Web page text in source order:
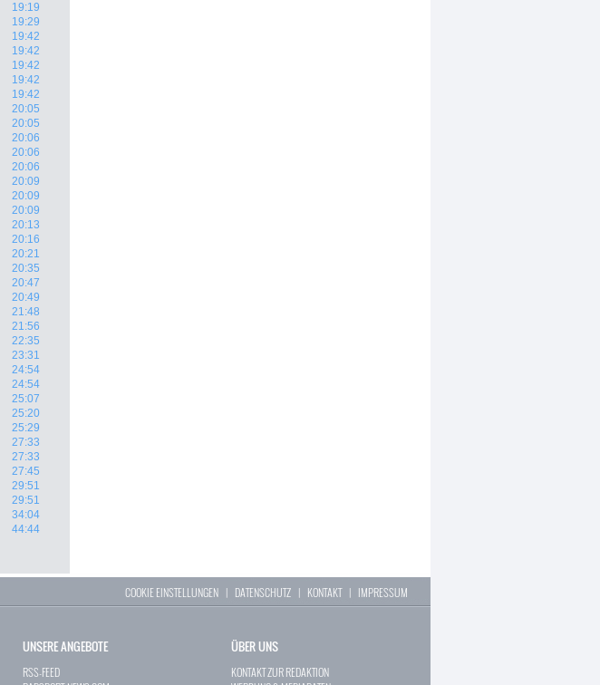
19:19
19:29
19:42
19:42
19:42
19:42
19:42
20:05
20:05
20:06
20:06
20:06
20:09
20:09
20:09
20:13
20:16
20:21
20:35
20:47
20:49
21:48
21:56
22:35
23:31
24:54
24:54
25:07
25:20
25:29
27:33
27:33
27:45
29:51
29:51
34:04
44:44
COOKIE EINSTELLUNGEN | DATENSCHUTZ | KONTAKT| IMPRESSUM
UNSERE ANGEBOTE
RSS-FEED
ÜBER UNS
KONTAKT ZUR REDAKTION